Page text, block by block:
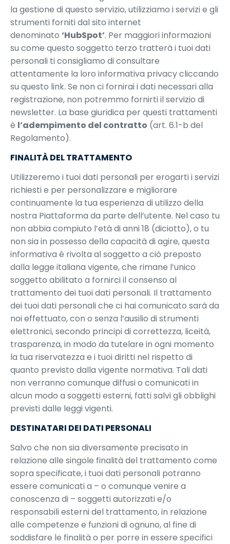
la gestione di questo servizio, utilizziamo i servizi e gli
strumenti forniti dal sito internet
denominato ‘HubSpot’. Per maggiori informazioni
su come questo soggetto terzo tratterà i tuoi dati
personali ti consigliamo di consultare
attentamente la loro informativa privacy cliccando
su questo link. Se non ci fornirai i dati necessari alla
registrazione, non potremmo fornirti il servizio di
newsletter. La base giuridica per questi trattamenti
è l’adempimento del contratto (art. 6.1-b del
Regolamento).
FINALITÀ DEL TRATTAMENTO
Utilizzeremo i tuoi dati personali per erogarti i servizi
richiesti e per personalizzare e migliorare
continuamente la tua esperienza di utilizzo della
nostra Piattaforma da parte dell’utente. Nel caso tu
non abbia compiuto l’età di anni 18 (diciotto), o tu
non sia in possesso della capacità di agire, questa
informativa è rivolta al soggetto a ciò preposto
dalla legge italiana vigente, che rimane l’unico
soggetto abilitato a fornirci il consenso al
trattamento dei tuoi dati personali. Il trattamento
dei tuoi dati personali che ci hai comunicato sarà da
noi effettuato, con o senza l’ausilio di strumenti
elettronici, secondo principi di correttezza, liceità,
trasparenza, in modo da tutelare in ogni momento
la tua riservatezza e i tuoi diritti nel rispetto di
quanto previsto dalla vigente normativa. Tali dati
non verranno comunque diffusi o comunicati in
alcun modo a soggetti esterni, fatti salvi gli obblighi
previsti dalle leggi vigenti.
DESTINATARI DEI DATI PERSONALI
Salvo che non sia diversamente precisato in
relazione alle singole finalità del trattamento come
sopra specificate, i tuoi dati personali potranno
essere comunicati a – o comunque venire a
conoscenza di – soggetti autorizzati e/o
responsabili esterni del trattamento, in relazione
alle competenze e funzioni di ognuno, al fine di
soddisfare le finalità o per porre in essere specifici